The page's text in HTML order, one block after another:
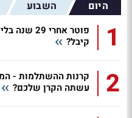
היום השבוע
1
קיבל?
2
קרנות ההשתלמות -
עשתה הקרן שלכם?